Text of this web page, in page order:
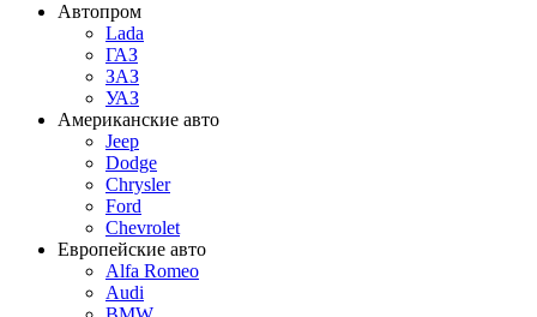
Автопром
Lada
ГАЗ
ЗАЗ
УАЗ
Американские авто
Jeep
Dodge
Chrysler
Ford
Chevrolet
Европейские авто
Alfa Romeo
Audi